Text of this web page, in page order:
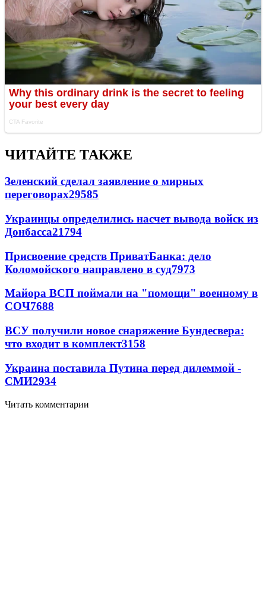
ЧИТАЙТЕ ТАКЖЕ
Зеленский сделал заявление о мирных
переговорах29585
Украинцы определились насчет вывода войск из
Донбасса21794
Присвоение средств ПриватБанка: дело
Коломойского направлено в суд7973
Майора ВСП поймали на "помощи" военному в
СОЧ7688
ВСУ получили новое снаряжение Бундесвера:
что входит в комплект3158
Украина поставила Путина перед дилеммой -
СМИ2934
Читать комментарии